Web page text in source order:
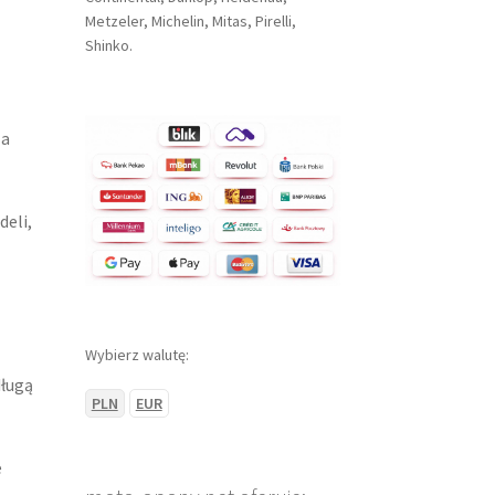
Metzeler, Michelin, Mitas, Pirelli,
Shinko.
Wybierz walutę:
PLN EUR